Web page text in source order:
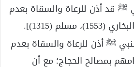
ﷺ قد أذن للرعاة والسقاة بعدم
مسلم (1315)].
ﷺ أذن للرعاة والسقاة بعدم
بمصالح الحجاج؛ مع أن